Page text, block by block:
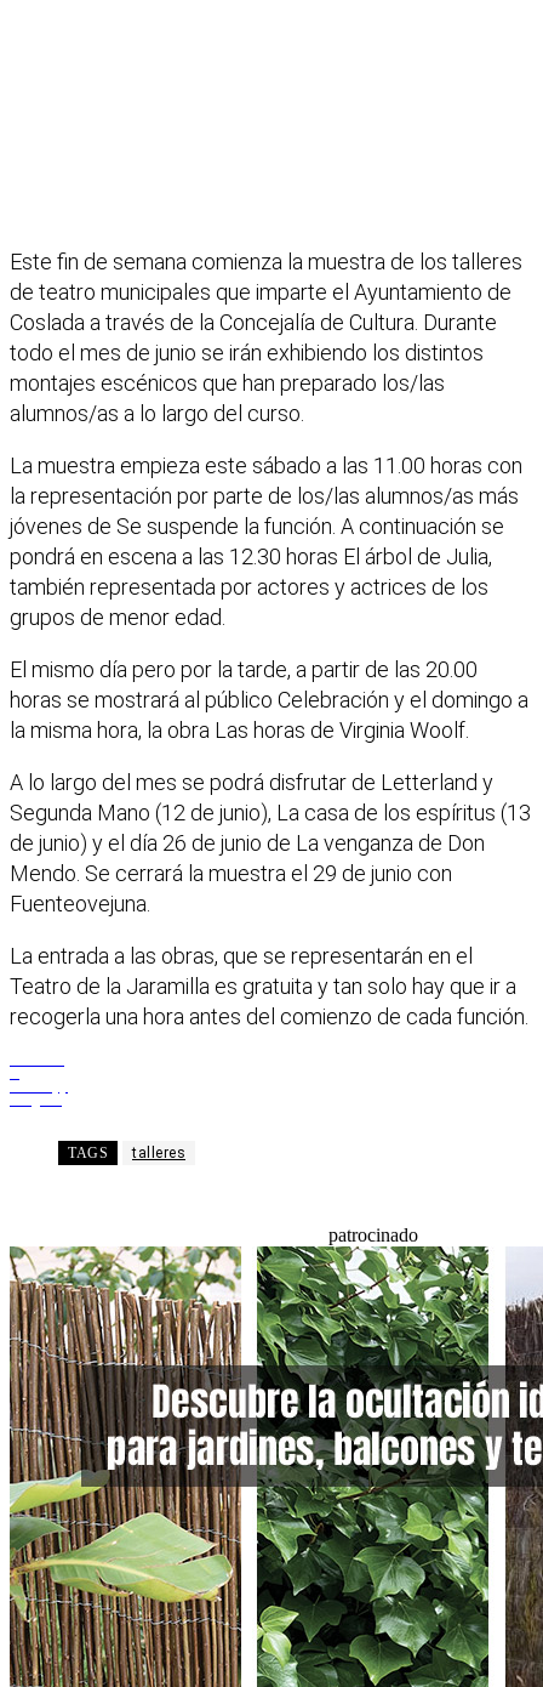
Este fin de semana comienza la muestra de los talleres
de teatro municipales que imparte el Ayuntamiento de
Coslada a través de la Concejalía de Cultura. Durante
todo el mes de junio se irán exhibiendo los distintos
montajes escénicos que han preparado los/las
alumnos/as a lo largo del curso.
La muestra empieza este sábado a las 11.00 horas con
la representación por parte de los/las alumnos/as más
jóvenes de Se suspende la función. A continuación se
pondrá en escena a las 12.30 horas El árbol de Julia,
también representada por actores y actrices de los
grupos de menor edad.
El mismo día pero por la tarde, a partir de las 20.00
horas se mostrará al público Celebración y el domingo a
la misma hora, la obra Las horas de Virginia Woolf.
A lo largo del mes se podrá disfrutar de Letterland y
Segunda Mano (12 de junio), La casa de los espíritus (13
de junio) y el día 26 de junio de La venganza de Don
Mendo. Se cerrará la muestra el 29 de junio con
Fuenteovejuna.
La entrada a las obras, que se representarán en el
Teatro de la Jaramilla es gratuita y tan solo hay que ir a
recogerla una hora antes del comienzo de cada función.
TAGS talleres
patrocinado